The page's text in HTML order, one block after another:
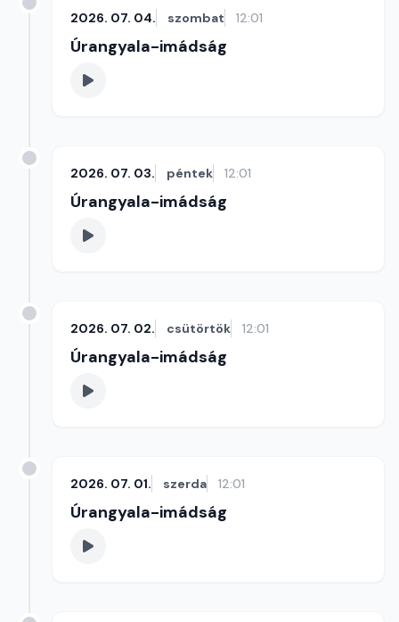
2026. 07. 04. szombat 12:01
Úrangyala-imádság
2026. 07. 03. péntek 12:01
Úrangyala-imádság
2026. 07. 02. csütörtök 12:01
Úrangyala-imádság
2026. 07. 01. szerda 12:01
Úrangyala-imádság